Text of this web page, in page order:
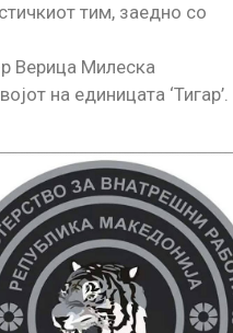
тим, заедно со
Верица Милеска
на единицата ‘Тигар’.